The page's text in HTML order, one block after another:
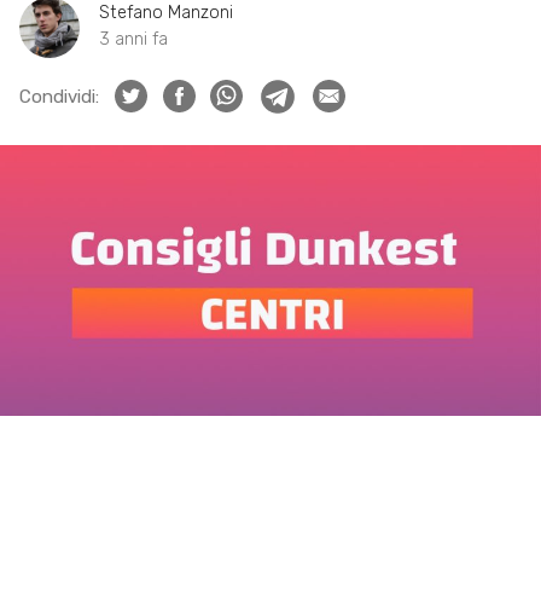
Stefano Manzoni
3 anni fa
Condividi: